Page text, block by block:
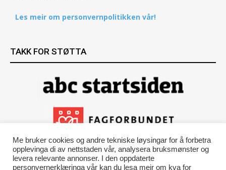
Les meir om personvernpolitikken vår!
TAKK FOR STØTTA
Me bruker cookies og andre tekniske løysingar for å forbetra
opplevinga di av nettstaden vår, analysera bruksmønster og
levera relevante annonser. I den oppdaterte
personvernerklæringa vår kan du lesa meir om kva for